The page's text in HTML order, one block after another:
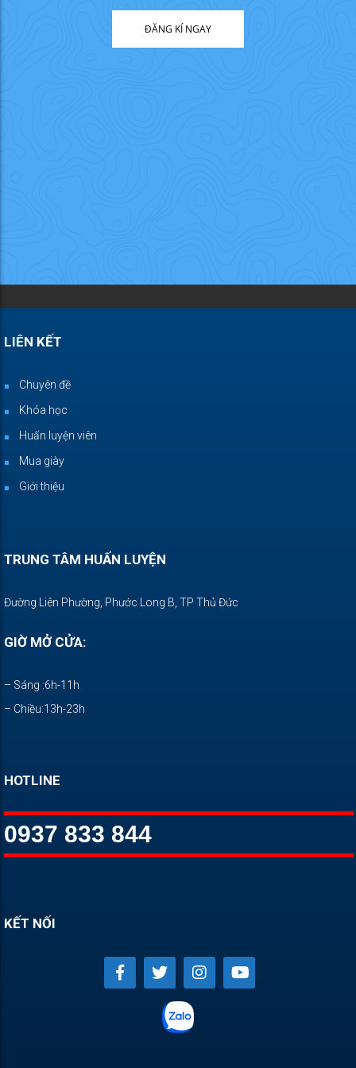
ĐĂNG KÍ NGAY
LIÊN KẾT
Chuyên đề
Khóa học
Huấn luyện viên
Mua giày
Giới thiệu
TRUNG TÂM HUẤN LUYỆN
Đường Liên Phường, Phước Long B, TP Thủ Đức
GIỜ MỞ CỬA:
– Sáng :6h-11h
– Chiều:13h-23h
HOTLINE
0937 833 844
KẾT NỐI